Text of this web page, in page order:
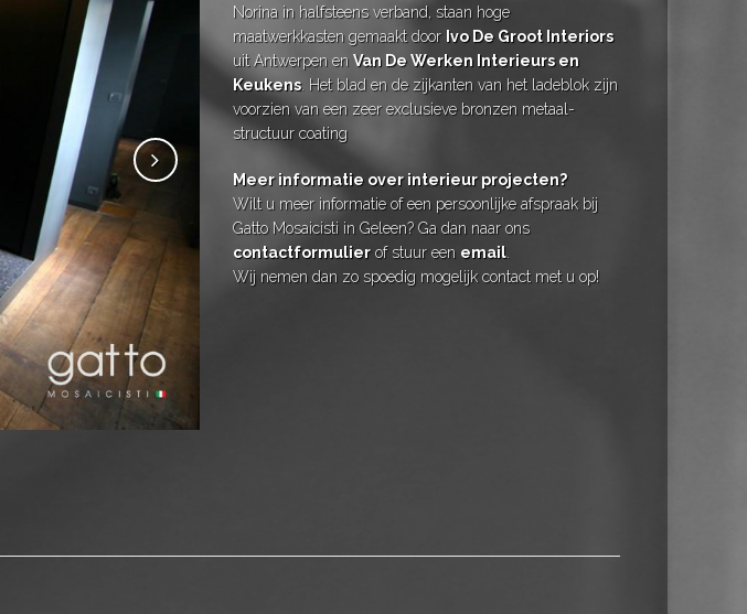
Norina in halfsteens verband, staan hoge
maatwerkkasten gemaakt door Ivo De Groot Interiors
uit Antwerpen en Van De Werken Interieurs en
Keukens. Het blad en de zijkanten van het ladeblok zijn
voorzien van een zeer exclusieve bronzen metaal-
structuur coating
Meer informatie over interieur projecten?
Wilt u meer informatie of een persoonlijke afspraak bij
Gatto Mosaicisti in Geleen? Ga dan naar ons
contactformulierof stuur een email.
Wij nemen dan zo spoedig mogelijk contact met u op!